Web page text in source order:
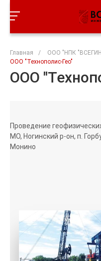
Главная / ООО "НПК
ООО "Технополис-Гео"
ООО
Проведение
МО, Ногинский р-он, п.
Монино